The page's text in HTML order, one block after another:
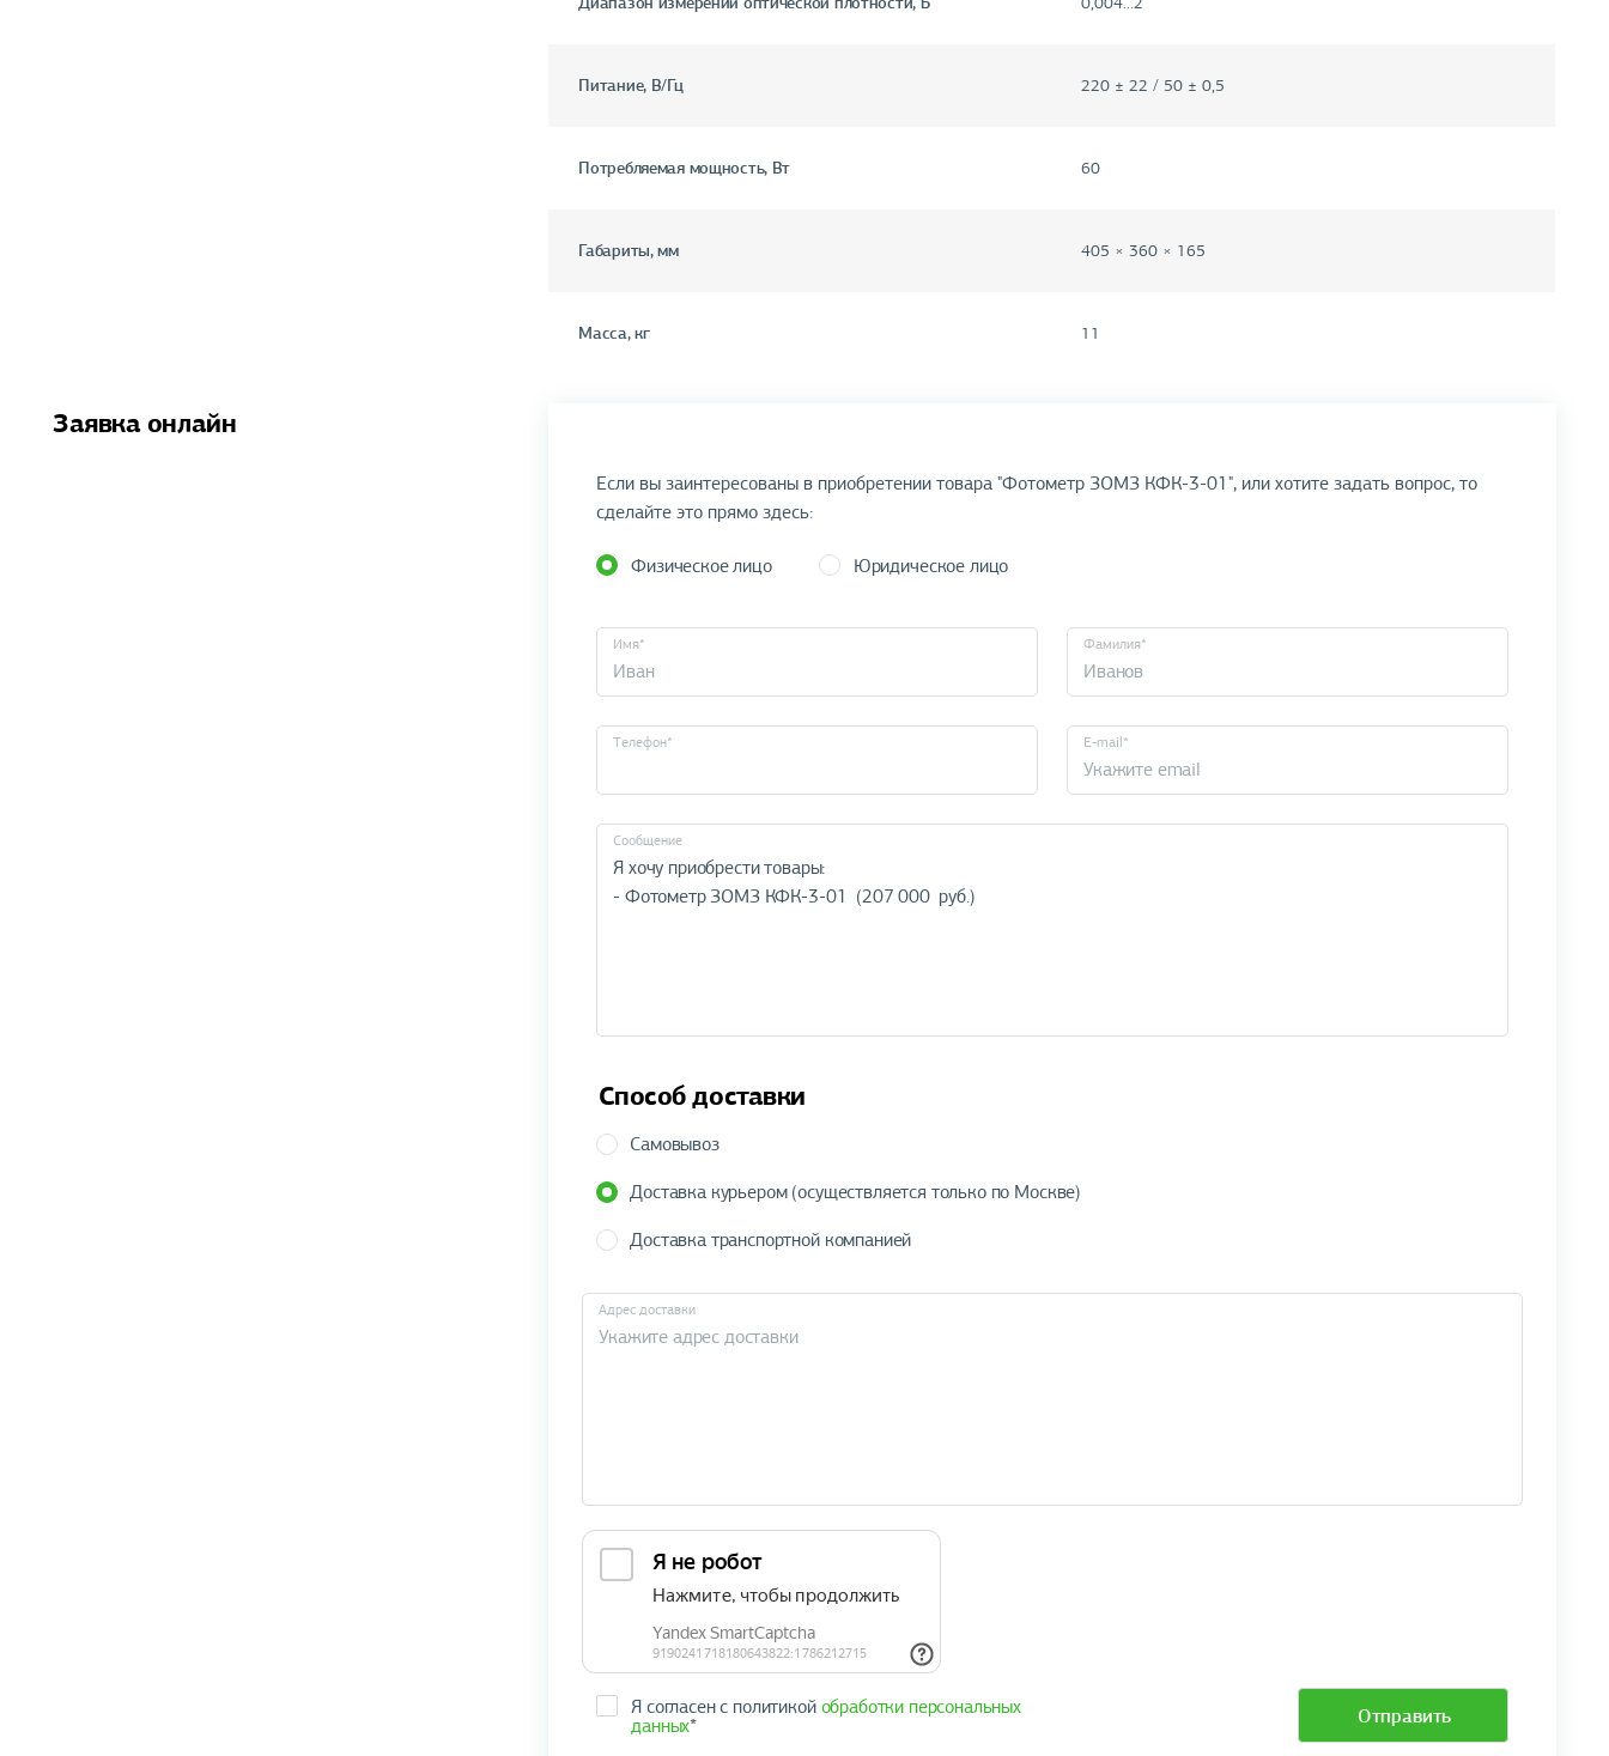
Питание, В/Гц 220 ± 22 / 50 ± 0,5
Потребляемая мощность, Вт 60
Габариты, мм 405 × 360 × 165
Масса, кг 11
Заявка онлайн
Если вы заинтересованы в приобретении товара "Фотометр ЗОМЗ КФК-3-01", или хотите задать вопрос, то
сделайте это прямо здесь:
Физическое лицо Юридическое лицо
Имя* Фамилия*
Телефон* E-mail*
Cообщение
Способ доставки
Самовывоз
Доставка курьером (осуществляется только по Москве)
Доставка транспортной компанией
Адрес доставки
Я согласен с политикой обработки персональных
данных* Отправить